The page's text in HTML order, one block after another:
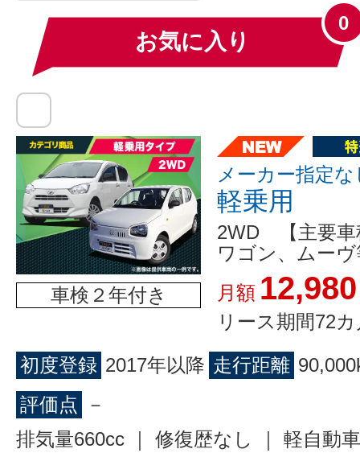
お気に入り
0
車検２年付き
メーカー指定な
軽乗用
2WD 【主要車
ワゴン、ムーヴ
月額 12,980
リース期間72
初度登録 2017年以降 走行距離
評価点
－
排気量660cc ｜ 修復歴なし ｜ 軽自動車